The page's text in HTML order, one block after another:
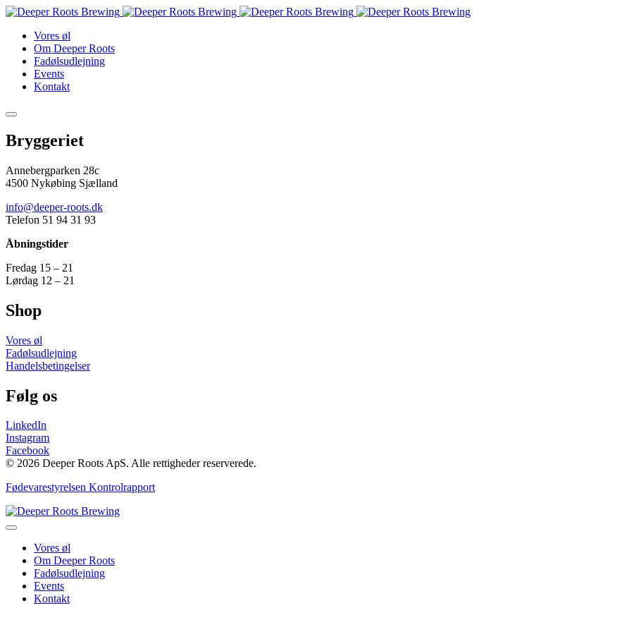
Vores øl
Om Deeper Roots
Fadølsudlejning
Events
Kontakt
Bryggeriet
Annebergparken 28c
4500 Nykøbing Sjælland
info@deeper-roots.dk
Telefon 51 94 31 93
Åbningstider
Fredag 15 – 21
Lørdag 12 – 21
Shop
Vores øl
Fadølsudlejning
Handelsbetingelser
Følg os
LinkedIn
Instagram
Facebook
© 2026 Deeper Roots ApS. Alle rettigheder reserverede.
Fødevarestyrelsen Kontrolrapport
Vores øl
Om Deeper Roots
Fadølsudlejning
Events
Kontakt